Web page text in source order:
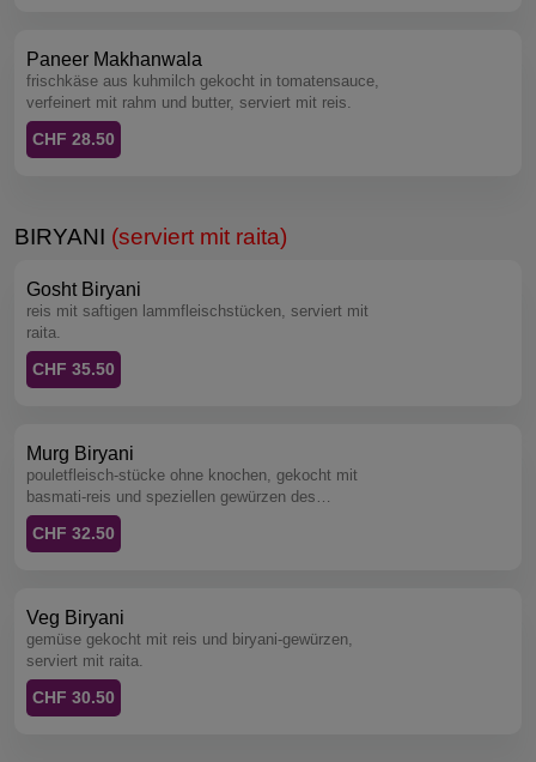
Paneer Makhanwala
frischkäse aus kuhmilch gekocht in tomatensauce,
verfeinert mit rahm und butter, serviert mit reis.
CHF 28.50
BIRYANI (serviert mit raita)
Gosht Biryani
reis mit saftigen lammfleischstücken, serviert mit
raita.
CHF 35.50
Murg Biryani
pouletfleisch-stücke ohne knochen, gekocht mit
basmati-reis und speziellen gewürzen des
küchenchefs, serviert mit raita.
CHF 32.50
Veg Biryani
gemüse gekocht mit reis und biryani-gewürzen,
serviert mit raita.
CHF 30.50